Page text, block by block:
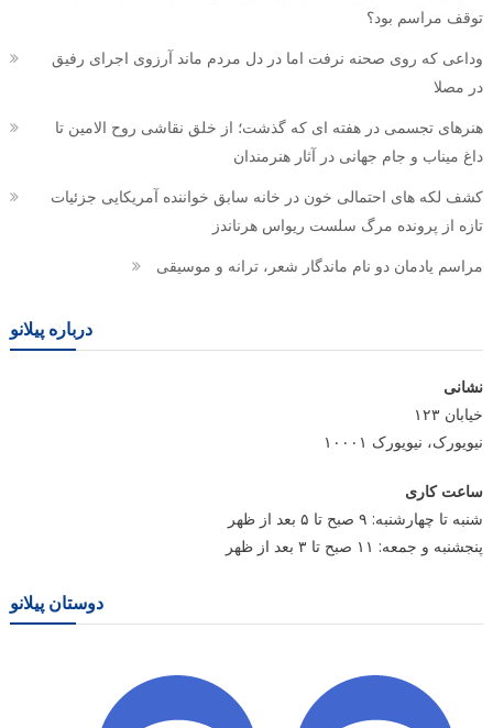
توقف مراسم بود؟
وداعی که روی صحنه نرفت اما در دل مردم ماند آرزوی اجرای رفیق
در مصلا
هنرهای تجسمی در هفته ای که گذشت؛ از خلق نقاشی روح الامین تا
داغ میناب و جام جهانی در آثار هنرمندان
کشف لکه های احتمالی خون در خانه سابق خواننده آمریکایی جزئیات
تازه از پرونده مرگ سلست ریواس هرناندز
مراسم یادمان دو نام ماندگار شعر، ترانه و موسیقی
درباره پیلانو
نشانی
خیابان ۱۲۳
نیویورک، نیویورک ۱۰۰۰۱
ساعت کاری
شنبه تا چهارشنبه: ۹ صبح تا ۵ بعد از ظهر
پنجشنبه و جمعه: ۱۱ صبح تا ۳ بعد از ظهر
دوستان پیلانو